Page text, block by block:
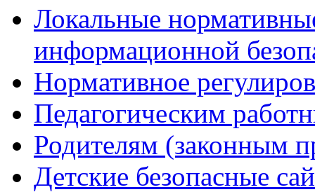
Локальные
информационной
Нормативное
Педагогическим
Родителям (законным
Детские безопасные